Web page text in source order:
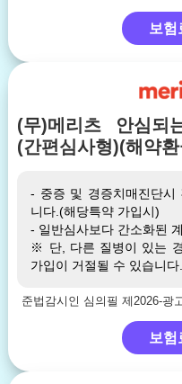
보험
(무)메리츠 안심되
(간편심사형)(해약
- 중증 및 경증치매진단시
니다.(해당특약 가입시)
- 일반심사보다 간소화된
※ 단, 다른 질병이 있는
가입이 거절될 수 있습니다.
준법감시인 심의필 제2026-광
보험